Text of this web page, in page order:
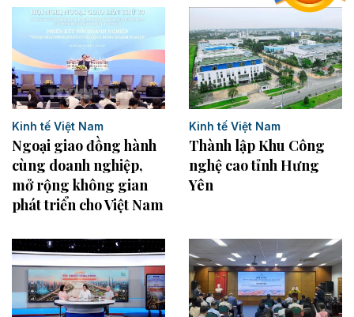
Kinh tế Việt Nam
Ngoại giao đồng hành
cùng doanh nghiệp,
mở rộng không gian
phát triển cho Việt Nam
Kinh tế Việt Nam
Thành lập Khu Công
nghệ cao tỉnh Hưng
Yên